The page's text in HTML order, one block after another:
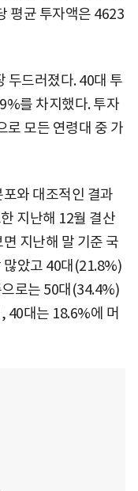
평균 투자액은 4623
두드러졌다. 40대 투
를 차지했다. 투자
모든 연령대 중 가
와 대조적인 결과
지난해 12월 결산
지난해 말 기준 국
많았고 40대(21.8%)
로는 50대(34.4%)
40대는 18.6%에 머